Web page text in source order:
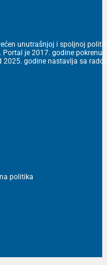
unutrašnjoj i spoljnoj
je 2017. godine
2025. godine nastavlja sa
politika